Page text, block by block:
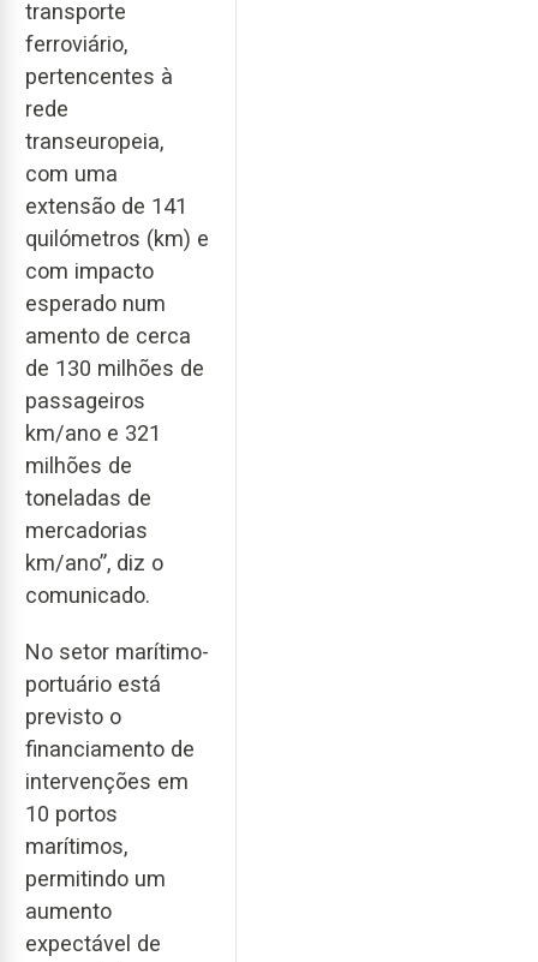
transporte
ferroviário,
pertencentes à
rede
transeuropeia,
com uma
extensão de 141
quilómetros (km) e
com impacto
esperado num
amento de cerca
de 130 milhões de
passageiros
km/ano e 321
milhões de
toneladas de
mercadorias
km/ano”, diz o
comunicado.
No setor marítimo-
portuário está
previsto o
financiamento de
intervenções em
10 portos
marítimos,
permitindo um
aumento
expectável de